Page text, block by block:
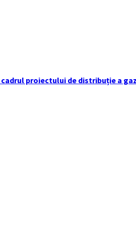
cadrul proiectului de distribuție a